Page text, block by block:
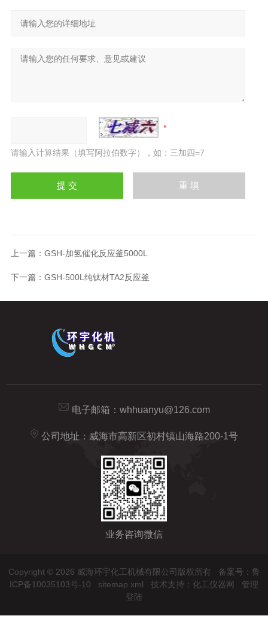
请输入计算结果（填写阿拉伯数字），如：三加四=7
上一篇： GSH-加氢催化反应釜5000L
下一篇： GSH-500L纯钛材TA2反应釜
电子邮箱： whhuanyu@126.com
公司地址：威海市高新区初村镇山海路200-1号
业务咨询微信
Copyright © 2026 威海环宇化工机械有限公司版权所有 备案号：鲁
ICP备10035103号-10
sitemap.xml 技术支持： 化工仪器网
管理
登陆